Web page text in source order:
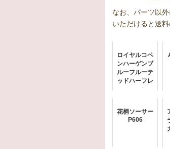
なお、パーツ以外
いただけると送料
ロイヤルコペ
ンハーゲンブ
ルーフルーテ
ッドハーフレ
ースコーヒー
花柄ソーサー
P606